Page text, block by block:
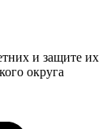
и защите их
округа